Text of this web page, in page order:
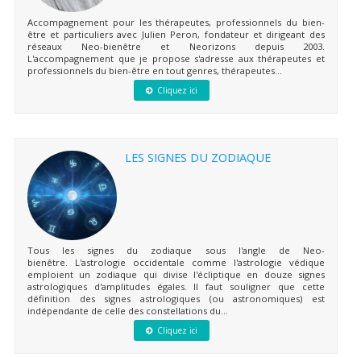
Accompagnement pour les thérapeutes, professionnels du bien-
être et particuliers avec Julien Peron, fondateur et dirigeant des
réseaux Neo-bienêtre et Neorizons depuis 2003.
L'accompagnement que je propose s'adresse aux thérapeutes et
professionnels du bien-être en tout genres, thérapeutes...
Cliquez ici
LES SIGNES DU ZODIAQUE
Tous les signes du zodiaque sous l'angle de Neo-
bienêtre. L'astrologie occidentale comme l'astrologie védique
emploient un zodiaque qui divise l'écliptique en douze signes
astrologiques d'amplitudes égales. Il faut souligner que cette
définition des signes astrologiques (ou astronomiques) est
indépendante de celle des constellations du...
Cliquez ici